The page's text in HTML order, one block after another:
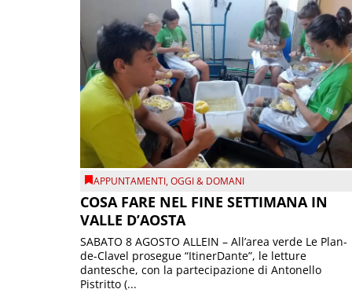
APPUNTAMENTI,OGGI & DOMANI
COSA FARE NEL FINE SETTIMANA IN
VALLE D’AOSTA
SABATO 8 AGOSTO ALLEIN – All’area verde Le Plan-
de-Clavel prosegue “ItinerDante”, le letture
dantesche, con la partecipazione di Antonello
Pistritto (...